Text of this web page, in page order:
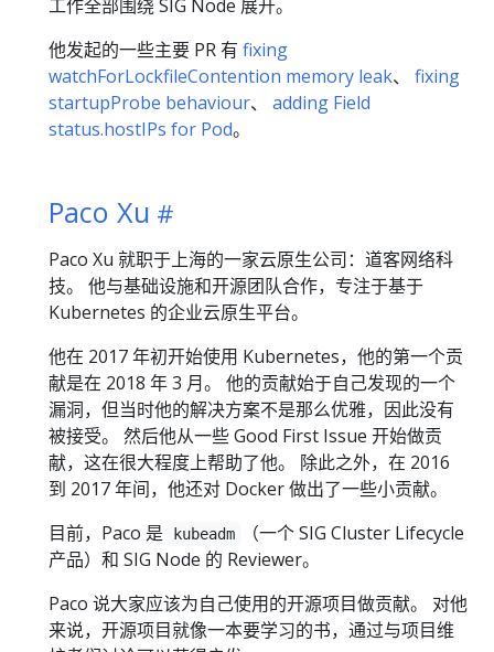
工作全部围绕 SIG Node 展开。
他发起的一些主要 PR 有 fixing
watchForLockfileContention memory leak、 fixing
startupProbe behaviour、 adding Field
status.hostIPs for Pod。
Paco Xu
Paco Xu 就职于上海的一家云原生公司：道客网络科
技。 他与基础设施和开源团队合作，专注于基于
Kubernetes 的企业云原生平台。
他在 2017 年初开始使用 Kubernetes，他的第一个贡
献是在 2018 年 3 月。 他的贡献始于自己发现的一个
漏洞，但当时他的解决方案不是那么优雅，因此没有
被接受。 然后他从一些 Good First Issue 开始做贡
献，这在很大程度上帮助了他。 除此之外，在 2016
到 2017 年间，他还对 Docker 做出了一些小贡献。
目前，Paco 是
kubeadm
（一个 SIG Cluster Lifecycle
产品）和 SIG Node 的 Reviewer。
Paco 说大家应该为自己使用的开源项目做贡献。 对他
来说，开源项目就像一本要学习的书，通过与项目维